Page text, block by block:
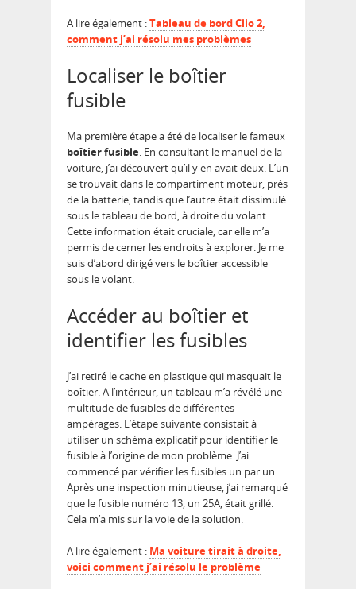
A lire également :Tableau de bord Clio 2,
comment j’ai résolu mes problèmes
Localiser le boîtier
fusible
Ma première étape a été de localiser le fameux
boîtier fusible. En consultant le manuel de la
voiture, j’ai découvert qu’il y en avait deux. L’un
se trouvait dans le compartiment moteur, près
de la batterie, tandis que l’autre était dissimulé
sous le tableau de bord, à droite du volant.
Cette information était cruciale, car elle m’a
permis de cerner les endroits à explorer. Je me
suis d’abord dirigé vers le boîtier accessible
sous le volant.
Accéder au boîtier et
identifier les fusibles
J’ai retiré le cache en plastique qui masquait le
boîtier. A l’intérieur, un tableau m’a révélé une
multitude de fusibles de différentes
ampérages. L’étape suivante consistait à
utiliser un schéma explicatif pour identifier le
fusible à l’origine de mon problème. J’ai
commencé par vérifier les fusibles un par un.
Après une inspection minutieuse, j’ai remarqué
que le fusible numéro 13, un 25A, était grillé.
Cela m’a mis sur la voie de la solution.
A lire également : Ma voiture tirait à droite,
voici comment j’ai résolu le problème